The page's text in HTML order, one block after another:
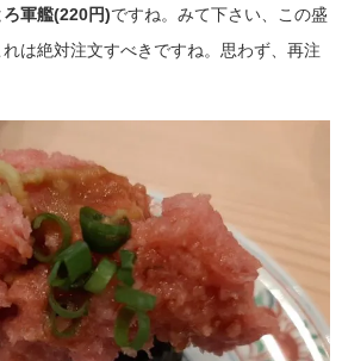
ろ軍艦(220円)ですね。みて下さい、この盛
は絶対注文すべきですね。思わず、再注